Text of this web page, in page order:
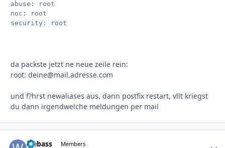
abuse: root
noc: root
da packste jetzt ne neue zeile rein:
root: deine@mail.adresse.com
und f?hrst newaliases aus, dann postfix restart, vllt kriegst
du dann irgendwelche meldungen per mail
webass Members